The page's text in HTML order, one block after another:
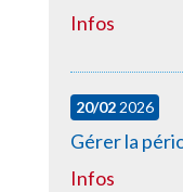
Infos
20/022026
Gérer la
Infos